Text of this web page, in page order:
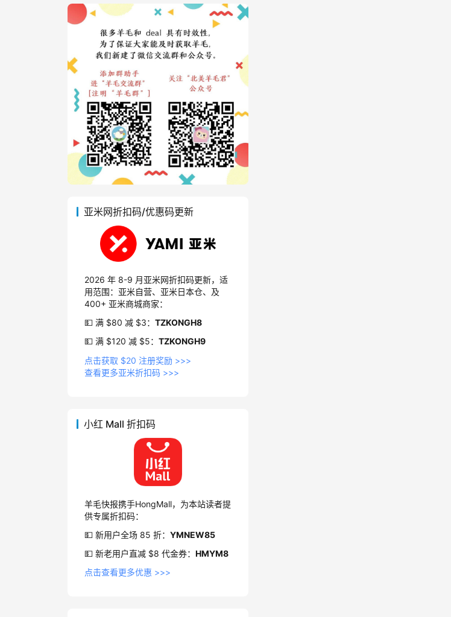
亚米网折扣码/优惠码更新
2026 年 8-9 月亚米网折扣码更新，适
用范围：亚米自营、亚米日本仓、及
400+ 亚米商城商家：
💵 满 $80 减 $3： TZKONGH8
💵 满 $120 减 $5： TZKONGH9
点击获取 $20 注册奖励 >>>
查看更多亚米折扣码 >>>
小红 Mall 折扣码
羊毛快报携手HongMall，为本站读者提
供专属折扣码：
💵 新用户全场 85 折： YMNEW85
💵 新老用户直减 $8 代金券： HMYM8
点击查看更多优惠 >>>